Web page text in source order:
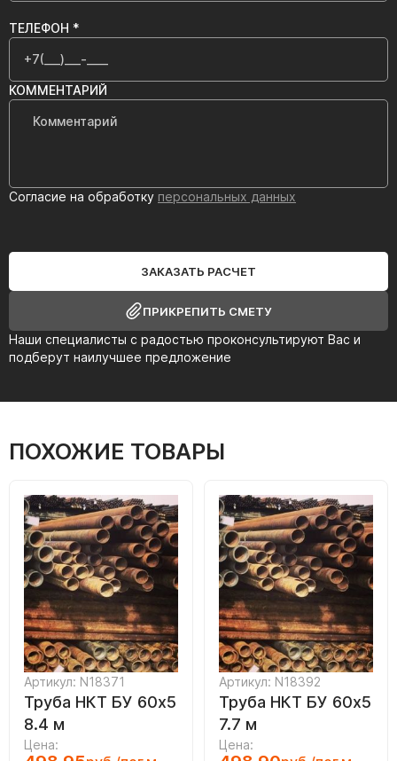
Наши специалисты с радостью проконсультируют Вас и
подберут наилучшее предложение
ТЕЛЕФОН *
КОММЕНТАРИЙ
Согласие на обработку персональных данных
ЗАКАЗАТЬ РАСЧЕТ
ПРИКРЕПИТЬ СМЕТУ
ПОХОЖИЕ ТОВАРЫ
Артикул: N18371
Труба НКТ БУ 60х5
8.4 м
Цена:
Артикул: N18392
Труба НКТ БУ 60х5
7.7 м
Цена: